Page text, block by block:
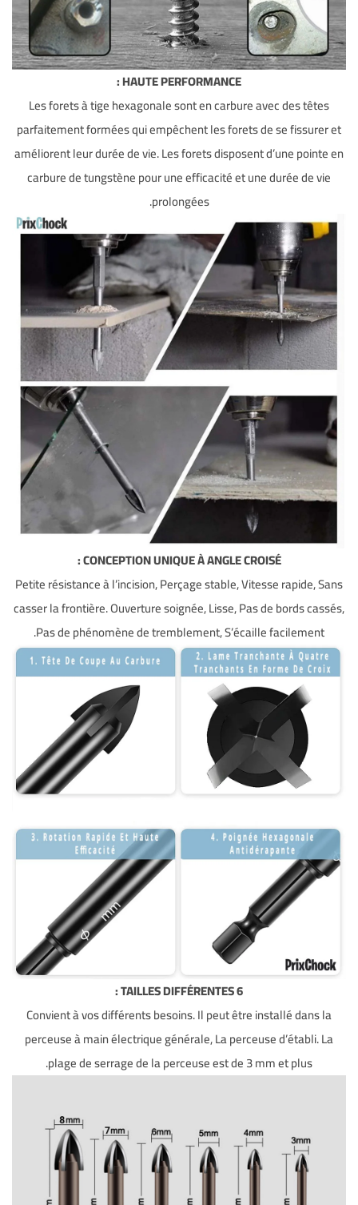
HAUTE PERFORMANCE :
Les forets à tige hexagonale sont en carbure avec des têtes
parfaitement formées qui empêchent les forets de se fissurer et
améliorent leur durée de vie. Les forets disposent d’une pointe en
carbure de tungstène pour une efficacité et une durée de vie
prolongées.
CONCEPTION UNIQUE À ANGLE CROISÉ :
Petite résistance à l’incision, Perçage stable, Vitesse rapide, Sans
casser la frontière. Ouverture soignée, Lisse, Pas de bords cassés,
Pas de phénomène de tremblement, S’écaille facilement.
6 TAILLES DIFFÉRENTES :
Convient à vos différents besoins. Il peut être installé dans la
perceuse à main électrique générale, La perceuse d’établi. La
plage de serrage de la perceuse est de 3 mm et plus.